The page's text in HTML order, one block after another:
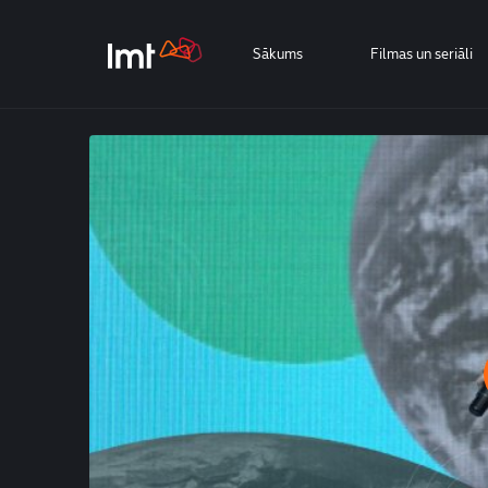
Sākums Filmas un seriāli